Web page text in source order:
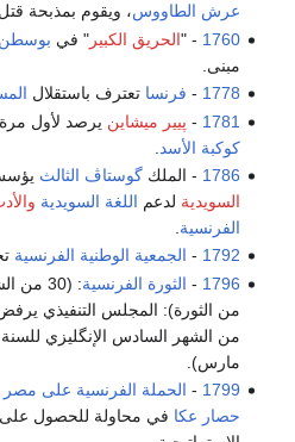
عرش الطاووس، ويقوم بمذبحة قتل فيها 20.000-
1760
- "الحريق الكبير" في
مبنى.
1778
- فرنسا تعترف باستقلال
1781
- پيير ميشاين يرصد لأول مرة مسييه
كوكبة الأسد
1786 - الملكگوستاڤ الثالث
السويدية لدعم اللغة السويدية
الفرنسية
1792
- الجمعية الوطنية الفرنسية
1796
- الثورة الفرنسية
: (30
مارس).
1799
- الحملة الفرنسية على مصر
حصار عكا في محاولة للحصول على